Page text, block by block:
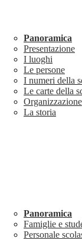
Panoramica
Presentazione
I luoghi
Le persone
I numeri della
Le carte della
Organizzazione
La storia
Panoramica
Famiglie e
Personale